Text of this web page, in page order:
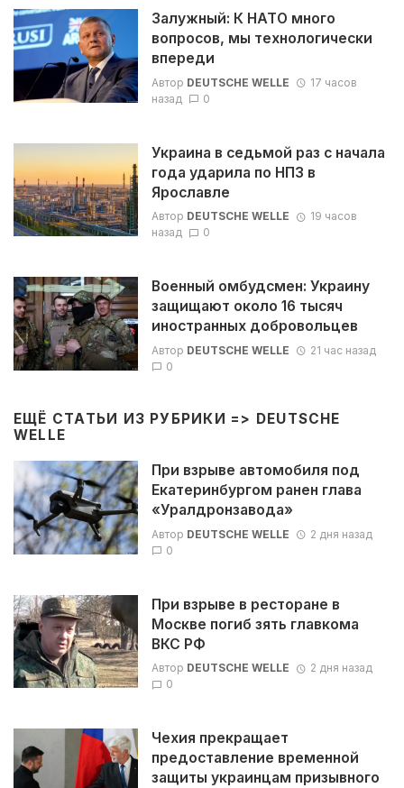
Залужный: К НАТО много
вопросов, мы технологически
впереди
Автор DEUTSCHE WELLE
17 часов
назад
0
Украина в седьмой раз с начала
года ударила по НПЗ в
Ярославле
Автор DEUTSCHE WELLE
19 часов
назад
0
Военный омбудсмен: Украину
защищают около 16 тысяч
иностранных добровольцев
Автор DEUTSCHE WELLE
21 час назад
0
ЕЩЁ СТАТЬИ ИЗ РУБРИКИ => DEUTSCHE
WELLE
При взрыве автомобиля под
Екатеринбургом ранен глава
«Уралдронзавода»
Автор DEUTSCHE WELLE
2 дня назад
0
При взрыве в ресторане в
Москве погиб зять главкома
ВКС РФ
Автор DEUTSCHE WELLE
2 дня назад
0
Чехия прекращает
предоставление временной
защиты украинцам призывного